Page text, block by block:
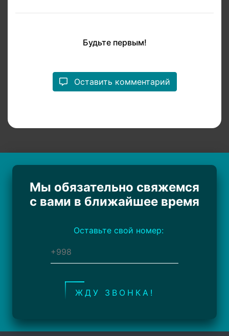
Будьте первым!
Оставить комментарий
Мы обязательно свяжемся
с вами в ближайшее время
Оставьте свой номер:
ЖДУ ЗВОНКА!